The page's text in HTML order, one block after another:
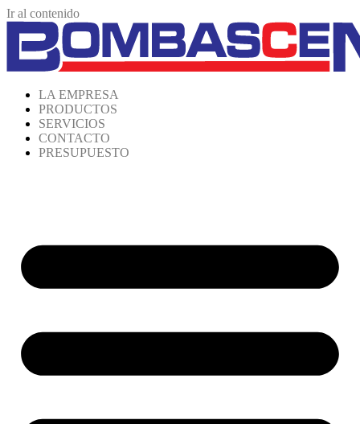
Ir al contenido
LA EMPRESA
PRODUCTOS
SERVICIOS
CONTACTO
PRESUPUESTO